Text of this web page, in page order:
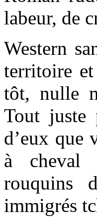
labeur, de
Western
territoire et
tôt, nulle
Tout juste
d’eux que
à cheval
rouquins
immigrés